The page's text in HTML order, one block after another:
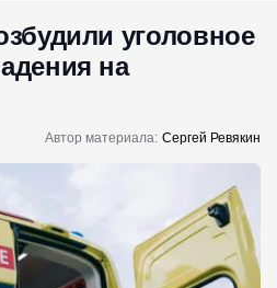
уголовное
на
Автор материала: Сергей Ревякин